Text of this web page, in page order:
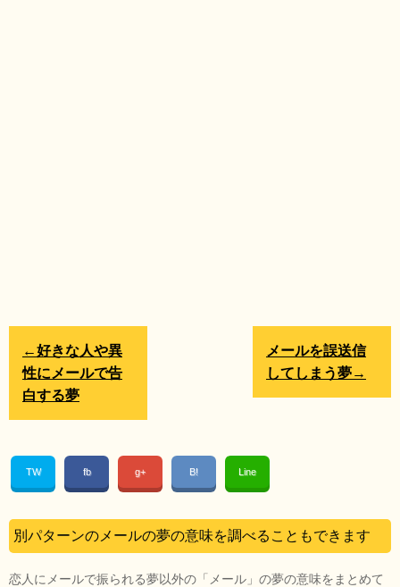
メールを誤送信
してしまう夢→
←好きな人や異
性にメールで告
白する夢
TW fb g+ B! Line
別パターンのメールの夢の意味を調べることもできます
恋人にメールで振られる夢以外の「メール」の夢の意味をまとめて